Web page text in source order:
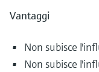
Vantaggi
Non subisce
Non subisce